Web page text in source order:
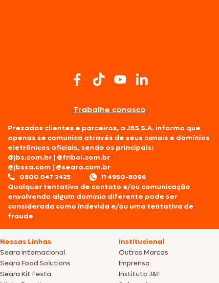
Trabalhe conosco
Prezados clientes e parceiros, a JBS S.A. informa que
apenas se comunica através de seus canais e domínios
eletrônicos oficiais, sendo os principais:
@jbs.com.br |@friboi.com.br
@jbssa.com |@seara.com.br
0800 047 2425
11 4950-8096
Qualquer tentativa de contato e/ou comunicação
envolvendo algum domínio diferente pode ser
considerada como indevida e/ou uma tentativa de
fraude
Nossas Linhas
Seara Internacional
Seara Food Solutions
Seara Kit Festa
Institucional
Outras Marcas
Imprensa
Instituto J&F